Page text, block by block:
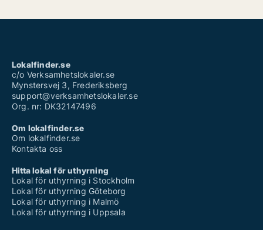
Lokalfinder.se
c/o Verksamhetslokaler.se
Mynstersvej 3, Frederiksberg
support@verksamhetslokaler.se
Org. nr: DK32147496
Om lokalfinder.se
Om lokalfinder.se
Kontakta oss
Hitta lokal för uthyrning
Lokal för uthyrning i Stockholm
Lokal för uthyrning Göteborg
Lokal för uthyrning i Malmö
Lokal för uthyrning i Uppsala